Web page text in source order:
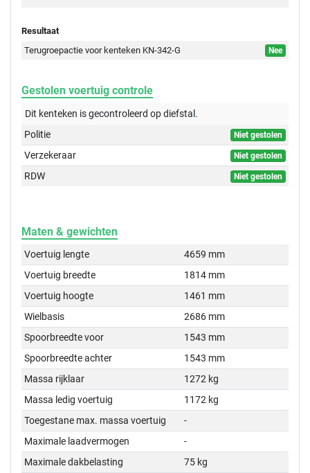
Resultaat
Terugroepactie voor kenteken KN-342-G
Nee
Gestolen voertuig controle
Dit kenteken is gecontroleerd opdiefstal.
Politie
Niet gestolen
Verzekeraar Niet gestolen
RDW Niet gestolen
Maten & gewichten
Voertuig lengte
4659 mm
Voertuig breedte
1814 mm
Voertuig hoogte
1461 mm
Wielbasis
2686 mm
Spoorbreedte voor
1543 mm
Spoorbreedte achter
1543 mm
Massa rijklaar
1272 kg
Massa ledig voertuig
1172 kg
Toegestane max. massa voertuig
-
Maximale laadvermogen
-
Maximale dakbelasting
75 kg